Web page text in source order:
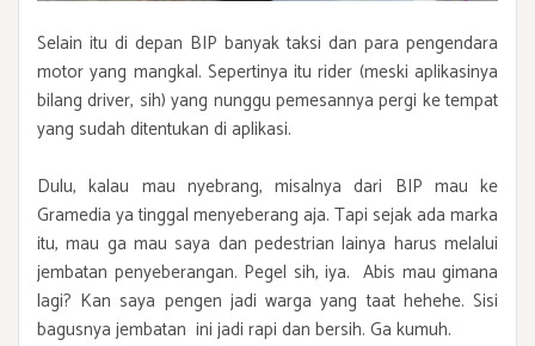
Selain itu di depan BIP banyak taksi dan para pengendara
motor yang mangkal. Sepertinya itu rider (meski aplikasinya
bilang driver, sih) yang nunggu pemesannya pergi ke tempat
yang sudah ditentukan di aplikasi.
Dulu, kalau mau nyebrang, misalnya dari BIP mau ke
Gramedia ya tinggal menyeberang aja. Tapi sejak ada marka
itu, mau ga mau saya dan pedestrian lainya harus melalui
jembatan penyeberangan. Pegel sih, iya. Abis mau gimana
lagi? Kan saya pengen jadi warga yang taat hehehe. Sisi
bagusnya jembatan ini jadi rapi dan bersih. Ga kumuh.